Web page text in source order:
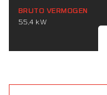
BRUTO VERMOGEN
55,4 kW